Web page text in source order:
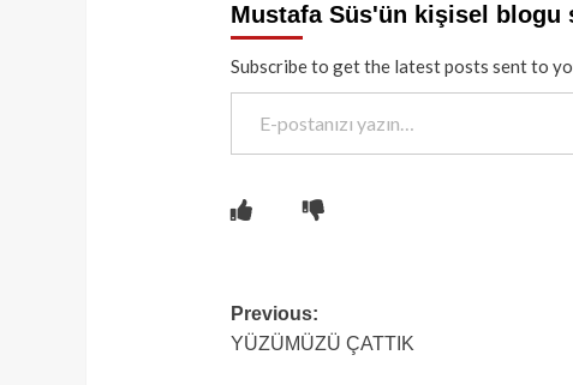
Mustafa Süs'ün kişisel blogu
Subscribe to get the latest posts sent to
E-postanızı yazın…
Post
navigation
Previous:
YÜZÜMÜZÜ ÇATTIK